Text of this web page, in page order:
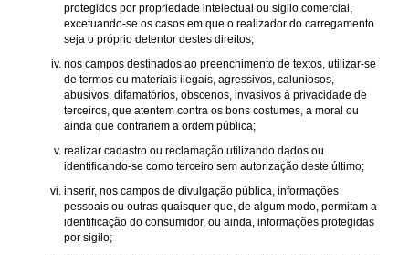
protegidos por propriedade intelectual ou sigilo comercial,
excetuando-se os casos em que o realizador do carregamento
seja o próprio detentor destes direitos;
nos campos destinados ao preenchimento de textos, utilizar-se
de termos ou materiais ilegais, agressivos, caluniosos,
abusivos, difamatórios, obscenos, invasivos à privacidade de
terceiros, que atentem contra os bons costumes, a moral ou
ainda que contrariem a ordem pública;
realizar cadastro ou reclamação utilizando dados ou
identificando-se como terceiro sem autorização deste último;
inserir, nos campos de divulgação pública, informações
pessoais ou outras quaisquer que, de algum modo, permitam a
identificação do consumidor, ou ainda, informações protegidas
por sigilo;